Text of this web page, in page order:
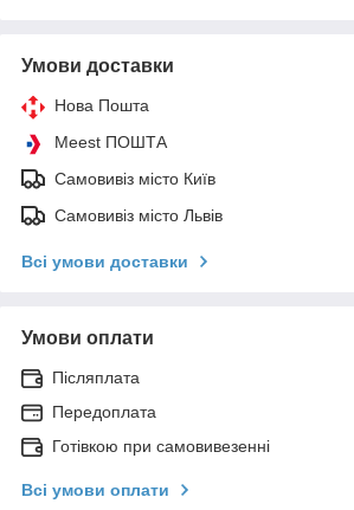
Умови доставки
Нова Пошта
Meest ПОШТА
Самовивіз місто Київ
Самовивіз місто Львів
Всі умови доставки
Умови оплати
Післяплата
Передоплата
Готівкою при самовивезенні
Всі умови оплати